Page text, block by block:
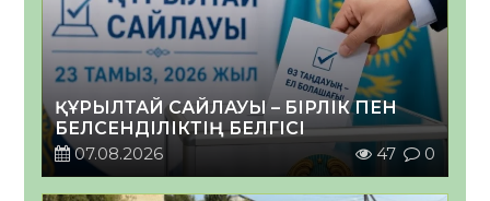
ҚҰРЫЛТАЙ САЙЛАУЫ – БІРЛІК ПЕН
БЕЛСЕНДІЛІКТІҢ БЕЛГІСІ
07.08.2026
47 0